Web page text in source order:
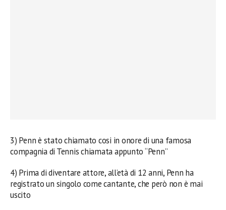
3) Penn è stato chiamato cosi in onore di una famosa
compagnia di Tennis chiamata appunto “Penn”
4) Prima di diventare attore, all’età di 12 anni, Penn ha
registrato un singolo come cantante, che però non è mai
uscito